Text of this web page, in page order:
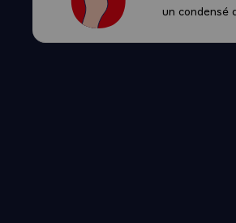
un condensé